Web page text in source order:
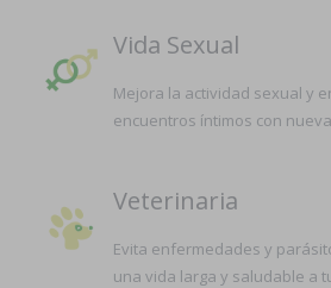
Vida Sexual
Mejora la actividad sexual y
encuentros íntimos con
Veterinaria
Evita enfermedades y
una vida larga y saludable a